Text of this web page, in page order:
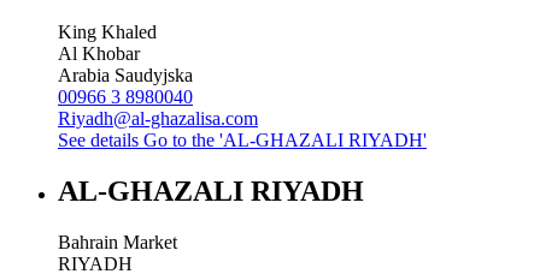
King Khaled
Al Khobar
Arabia Saudyjska
00966 3 8980040
Riyadh@al-ghazalisa.com
See details Go to the 'AL-GHAZALI RIYADH'
AL-GHAZALI RIYADH
Bahrain Market
RIYADH